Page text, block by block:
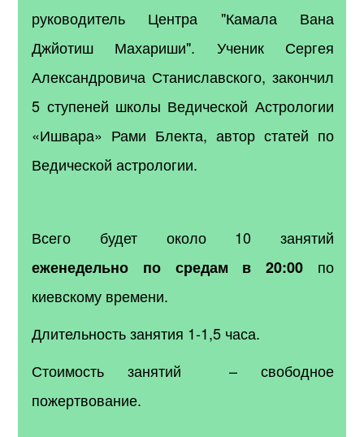
руководитель Центра "Камала Вана
Джйотиш Махариши". Ученик Сергея
Александровича Станиславского, закончил
5 ступеней школы Ведической Астрологии
«Ишвара» Рами Блекта, автор статей по
Ведической астрологии.
Всего будет около 10 занятий
еженедельно по средам в 20:00по
киевскому времени.
Длительность занятия 1-1,5 часа.
Стоимость занятий – свободное
пожертвование.